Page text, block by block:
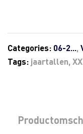
Categories: 06-2...,
Tags: jaartallen,